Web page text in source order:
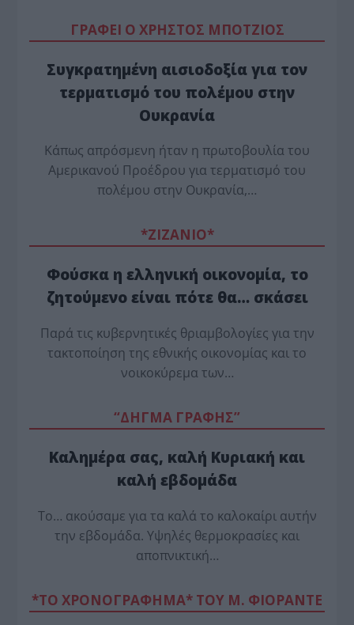
ΓΡΑΦΕΙ Ο ΧΡΗΣΤΟΣ ΜΠΟΤΖΙΟΣ
Συγκρατημένη αισιοδοξία για τον
τερματισμό του πολέμου στην
Ουκρανία
Κάπως απρόσμενη ήταν η πρωτοβουλία του
Αμερικανού Προέδρου για τερματισμό του
πολέμου στην Ουκρανία,…
*ZΙΖΑΝΙΟ*
Φούσκα η ελληνική οικονομία, το
ζητούμενο είναι πότε θα… σκάσει
Παρά τις κυβερνητικές θριαμβολογίες για την
τακτοποίηση της εθνικής οικονομίας και το
νοικοκύρεμα των…
“ΔΗΓΜΑ ΓΡΑΦΗΣ”
Καλημέρα σας, καλή Κυριακή και
καλή εβδομάδα
Το… ακούσαμε για τα καλά το καλοκαίρι αυτήν
την εβδομάδα. Υψηλές θερμοκρασίες και
αποπνικτική…
*ΤΟ ΧΡΟΝΟΓΡΑΦΗΜΑ* ΤΟΥ Μ. ΦΙΟΡΆΝΤΕ